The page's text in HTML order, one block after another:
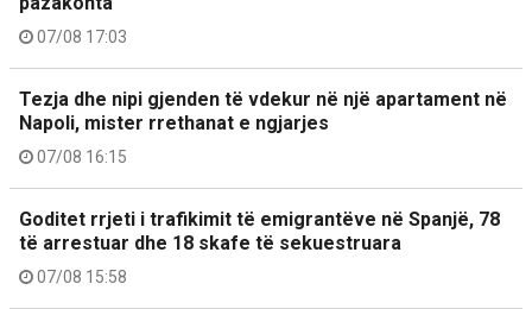
07/08 17:03
Tezja dhe nipi gjenden të vdekur në një apartament në
Napoli, mister rrethanat e ngjarjes
07/08 16:15
Goditet rrjeti i trafikimit të emigrantëve në Spanjë, 78
të arrestuar dhe 18 skafe të sekuestruara
07/08 15:58